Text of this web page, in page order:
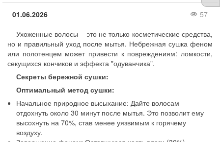
01.06.2026
57
Ухоженные волосы – это не только косметические средства,
но и правильный уход после мытья. Небрежная сушка феном
или полотенцем может привести к повреждениям: ломкости,
секущихся кончиков и эффекта "одуванчика".
Секреты бережной сушки:
Оптимальный метод сушки:
Начальное природное высыхание: Дайте волосам
отдохнуть около 30 минут после мытья. Это позволит ему
высохнуть на 70%, став менее уязвимым к горячему
воздуху.